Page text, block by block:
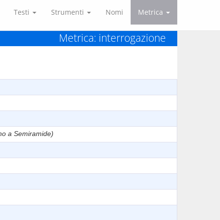
Testi Strumenti Nomi Metrica
Metrica: interrogazione
a Semiramide)